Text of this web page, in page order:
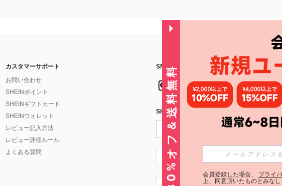
カスタマーサポート
お問い合わせ
SHEINポイント
SHEINギフトカード
SHEINウォレット
レビュー記入方法
レビュー評価ルール
よくある質問
SNSフォローはこちら：
SHEIN STYLE NEWSを購読する
JP + 81
30%オフ＆送料無料 会員登録した場合、 プライ
上、同意頂いたものとみなし